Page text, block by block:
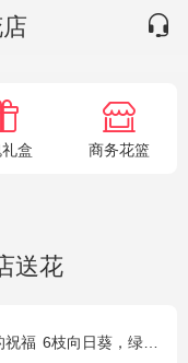
盒 商务花篮
送花
祝福 6枝向日葵，绿色桔梗、尤加利搭配